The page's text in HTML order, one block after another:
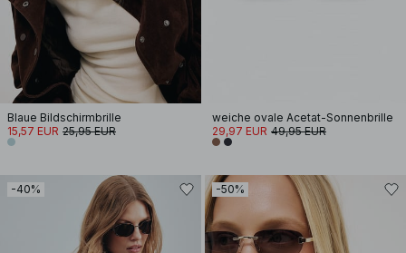
Blaue Bildschirmbrille
15,57 EUR 25,95 EUR
weiche ovale Acetat-Sonnenbrille
29,97 EUR 49,95 EUR
-40% -50%